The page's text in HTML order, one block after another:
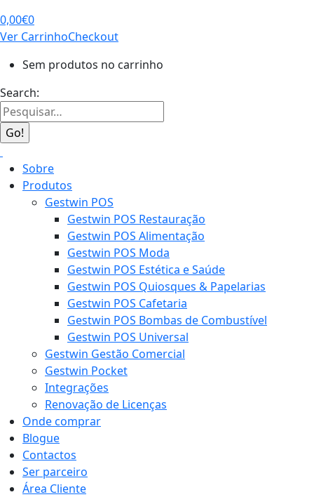
0,00€0
Ver CarrinhoCheckout
Sem produtos no carrinho
Search:
Sobre
Produtos
Gestwin POS
Gestwin POS Restauração
Gestwin POS Alimentação
Gestwin POS Moda
Gestwin POS Estética e Saúde
Gestwin POS Quiosques & Papelarias
Gestwin POS Cafetaria
Gestwin POS Bombas de Combustível
Gestwin POS Universal
Gestwin Gestão Comercial
Gestwin Pocket
Integrações
Renovação de Licenças
Onde comprar
Blogue
Contactos
Ser parceiro
Área Cliente